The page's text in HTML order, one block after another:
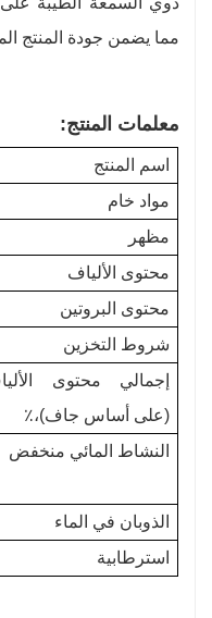
مما يضمن جودة المنتج
معلمات المنتج:
اسم المنتج
مواد خام
مظهر
محتوى الألياف
محتوى البروتين
شروط التخزين
إجمالي محتوى
(على أساس جاف)،٪
النشاط المائي منخفض
الذوبان في الماء
استرطابية